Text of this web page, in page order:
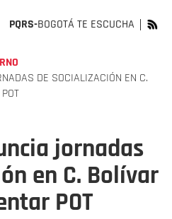
PQRS-BOGOTÁ TE ESCUCHA
DE SOCIALIZACIÓN EN C.
jornadas
en C. Bolívar
POT